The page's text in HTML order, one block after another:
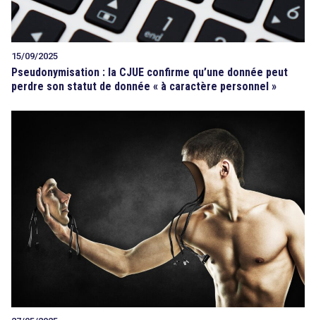
15/09/2025
Pseudonymisation : la CJUE confirme qu’une donnée peut
perdre son statut de donnée « à caractère personnel »